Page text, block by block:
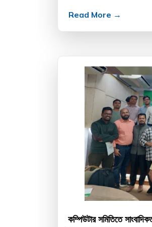
Read More →
কম্পিউটার সমিতিতে